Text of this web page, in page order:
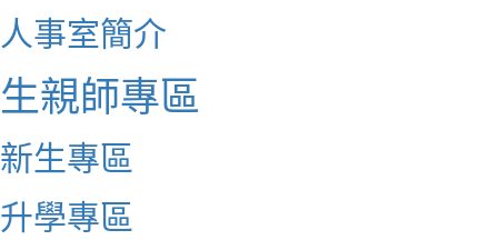
人事室簡介
生親師專區
新生專區
升學專區